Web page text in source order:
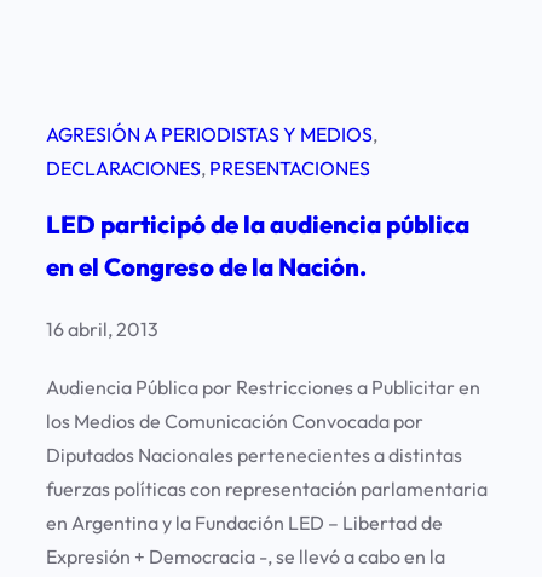
AGRESIÓN A PERIODISTAS Y MEDIOS
DECLARACIONES, PRESENTACIONES
LED participó de la audiencia pública
en el Congreso de la Nación.
16 abril, 2013
Audiencia Pública por Restricciones a Publicitar en
los Medios de Comunicación Convocada por
Diputados Nacionales pertenecientes a distintas
fuerzas políticas con representación parlamentaria
en Argentina y la Fundación LED – Libertad de
Expresión + Democracia -, se llevó a cabo en la